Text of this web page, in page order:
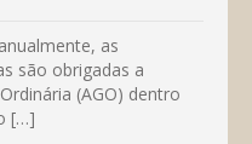
as
são obrigadas a
(AGO) dentro
[…]